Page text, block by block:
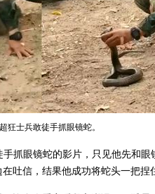
狂士兵敢徒手抓眼镜蛇。
抓眼镜蛇的影片，只见他先和
吐信，结果他成功将蛇头一把捏